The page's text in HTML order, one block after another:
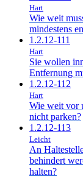
Hart
Wie weit
mindestens
1.2.12-111
Hart
Sie wollen
Entfernung
1.2.12-112
Hart
Wie weit vor
nicht parken?
1.2.12-113
Leicht
An
behindert
halten?